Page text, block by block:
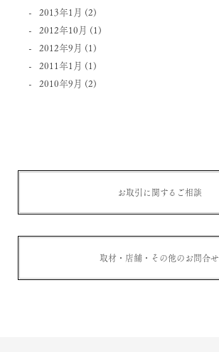
2013年1月 (2)
2012年10月 (1)
2012年9月 (1)
2011年1月 (1)
2010年9月 (2)
お取引に関するご相談
取材・店舗・その他のお問合せ